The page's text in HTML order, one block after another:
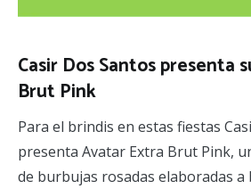
Casir Dos Santos presenta
Brut Pink
Para el brindis en estas fiestas
presenta Avatar Extra Brut Pink,
de burbujas rosadas elaboradas a